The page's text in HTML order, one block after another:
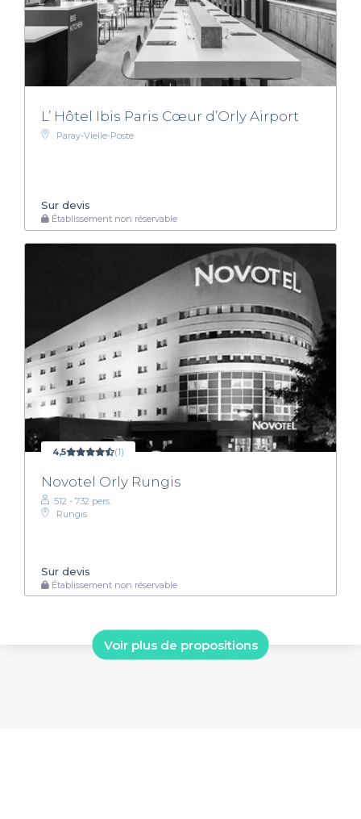
L’ Hôtel Ibis Paris Cœur d’Orly Airport
Paray-Vielle-Poste
Sur devis
Établissement non réservable
4,5 (1)
Novotel Orly Rungis
512 - 732 pers.
Rungis
Sur devis
Établissement non réservable
Voir plus de propositions